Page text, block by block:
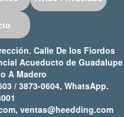
Calle De los Fiordos
Acueducto de Guadalupe
A Madero
/ 3873-0604, WhatsApp.
ventas@heedding.com